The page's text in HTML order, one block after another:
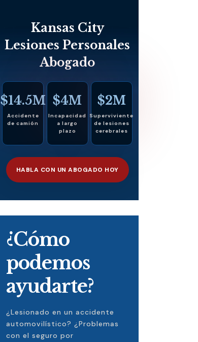
Kansas City
Lesiones Personales
Abogado
$14.5M
Accidente
de camión
$4M
Incapacidad
a largo
plazo
$2M
Superviviente
de lesiones
cerebrales
HABLA CON UN ABOGADO HOY
¿Cómo
podemos
ayudarte?
¿Lesionado en un accidente
automovilístico? ¿Problemas
con el seguro por